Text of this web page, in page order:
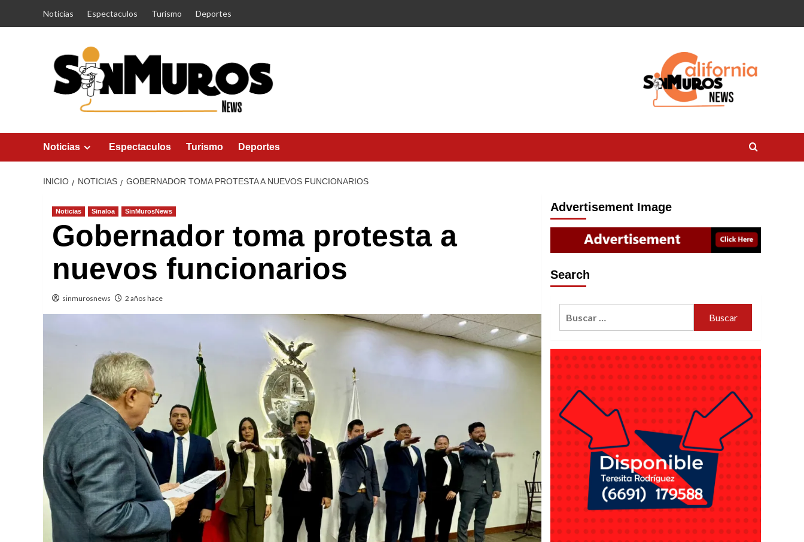
Noticias Espectaculos Turismo Deportes
Noticias Espectaculos Turismo Deportes
INICIO NOTICIAS GOBERNADOR TOMA PROTESTA A NUEVOS FUNCIONARIOS
Noticias Sinaloa SinMurosNews
Gobernador toma protesta a
nuevos funcionarios
sinmurosnews 2 años hace
Advertisement Image
Search